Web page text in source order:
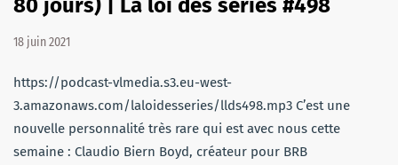
80 jours) | La loi des séries #498
18 juin 2021
https://podcast-vlmedia.s3.eu-west-
3.amazonaws.com/laloidesseries/llds498.mp3 C’est une
nouvelle personnalité très rare qui est avec nous cette
semaine : Claudio Biern Boyd, créateur pour BRB